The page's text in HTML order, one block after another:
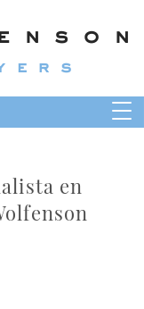
en